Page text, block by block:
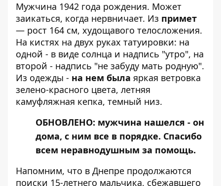
Мужчина 1942 года рождения. Может
заикаться, когда нервничает. Из примет
— рост 164 см, худощавого телосложения.
На кистях на двух руках татуировки: на
одной - в виде солнца и надпись "утро", на
второй - надпись "не забуду мать родную".
Из одежды - на нем была яркая ветровка
зелено-красного цвета, летняя
камуфляжная кепка, темный низ.
ОБНОВЛЕНО: мужчина нашелся - он
дома, с ним все в порядке. Спасибо
всем неравнодушным за помощь.
Напомним, что в Днепре продолжаются
поиски 15-летнего мальчика, сбежавшего